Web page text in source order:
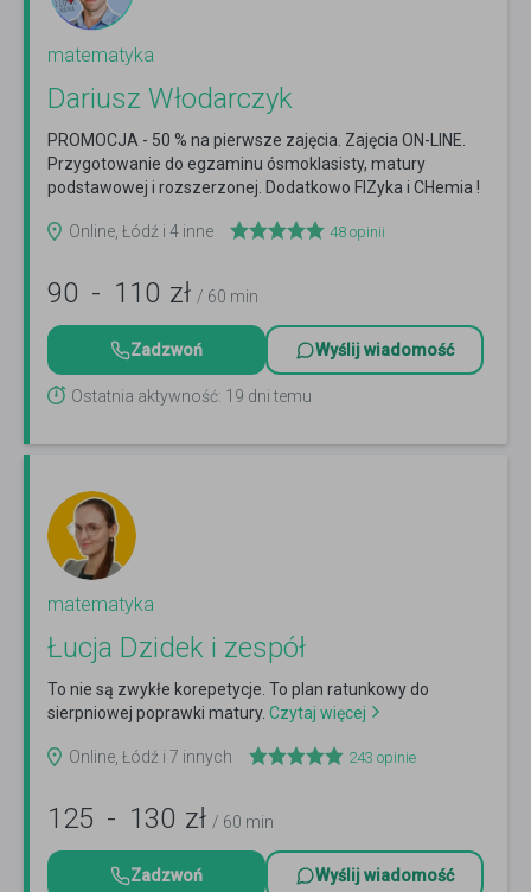
matematyka
Dariusz Włodarczyk
PROMOCJA - 50 % na pierwsze zajęcia. Zajęcia ON-LINE.
Przygotowanie do egzaminu ósmoklasisty, matury
podstawowej i rozszerzonej. Dodatkowo FIZyka i CHemia !
Online, Łódź i 4 inne
48 opinii
90 - 110 zł / 60 min
Zadzwoń Wyślij wiadomość
Ostatnia aktywność: 19 dni temu
matematyka
Łucja Dzidek i zespół
To nie są zwykłe korepetycje. To plan ratunkowy do
sierpniowej poprawki matury. Czytaj więcej
Online, Łódź i 7 innych 243 opinie
125 - 130 zł / 60 min
Zadzwoń Wyślij wiadomość